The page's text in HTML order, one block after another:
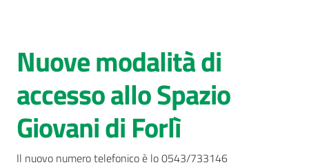
Azienda
Servizi
Luoghi
di
Salta al contenuto
Nuove modalità di
accesso allo Spazio
Giovani di Forlì
Il nuovo numero telefonico è lo 0543/733146